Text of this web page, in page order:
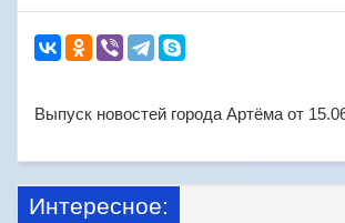
Выпуск новостей города Артёма от
Интересное: